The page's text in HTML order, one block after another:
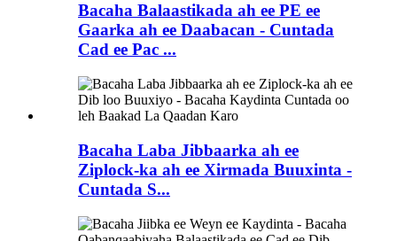
Bacaha Balaastikada ah ee PE ee
Gaarka ah ee Daabacan - Cuntada
Cad ee Pac ...
Bacaha Laba Jibbaarka ah ee
Ziplock-ka ah ee Xirmada Buuxinta -
Cuntada S...